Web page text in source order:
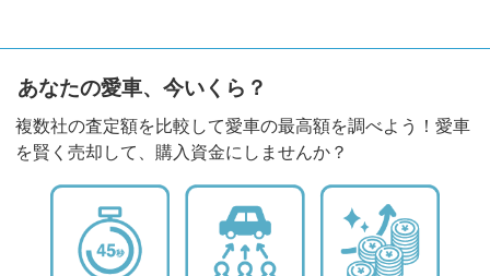
あなたの愛車、今いくら？
複数社の査定額を比較して愛車の最高額を調べよう！愛車
を賢く売却して、購入資金にしませんか？